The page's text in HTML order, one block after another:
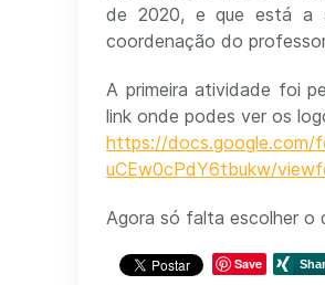
de 2020, e que está a
coordenação do
A primeira atividade foi
link onde podes ver os
https://docs.google.com/
uCEw0cPdY6tbukw/
Agora só falta escolher o
Save